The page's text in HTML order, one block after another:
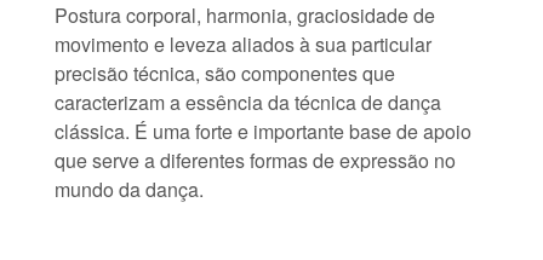
Postura corporal, harmonia, graciosidade de
movimento e leveza aliados à sua particular
precisão técnica, são componentes que
caracterizam a essência da técnica de dança
clássica. É uma forte e importante base de apoio
que serve a diferentes formas de expressão no
mundo da dança.